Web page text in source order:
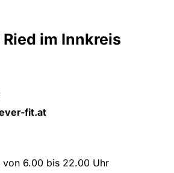
im Innkreis
fit.at
von 6.00 bis 22.00 Uhr